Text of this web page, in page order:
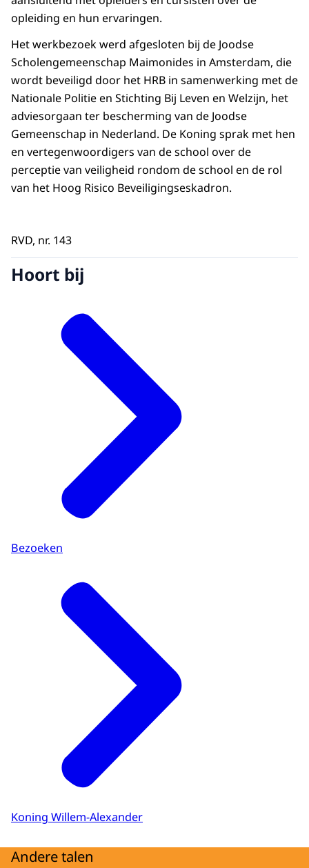
opleiding en hun ervaringen.
Het werkbezoek werd afgesloten bij de Joodse
Scholengemeenschap Maimonides in Amsterdam, die
wordt beveiligd door het HRB in samenwerking met de
Nationale Politie en Stichting Bij Leven en Welzijn, het
adviesorgaan ter bescherming van de Joodse
Gemeenschap in Nederland. De Koning sprak met hen
en vertegenwoordigers van de school over de
perceptie van veiligheid rondom de school en de rol
van het Hoog Risico Beveiligingseskadron.
RVD, nr. 143
Hoort bij
Bezoeken
Koning Willem-Alexander
Andere talen